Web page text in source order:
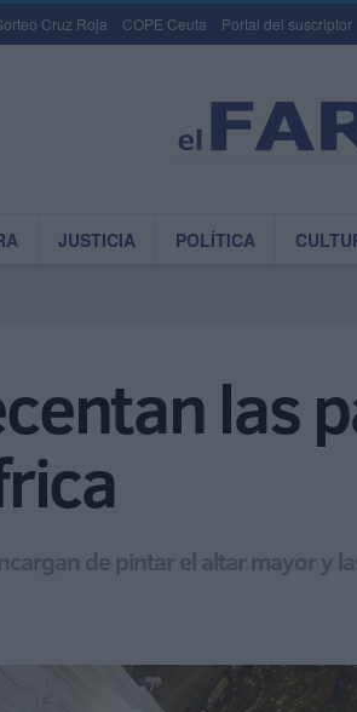
Cruz Roja COPE Ceuta Portal del suscriptor
JUSTICIA POLÍTICA
las
de pintar el altar mayor y